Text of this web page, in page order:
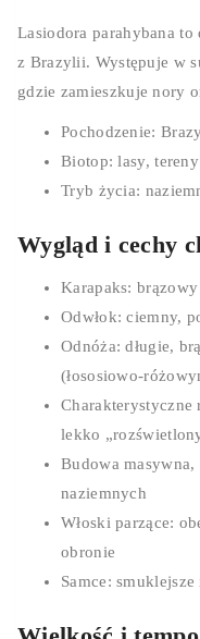
Lasiodora parahybana
z Brazylii. Występuje w
gdzie zamieszkuje nory
Pochodzenie:
Biotop: lasy,
Tryb życia:
Wygląd i cechy
Karapaks:
Odwłok: ciemny,
Odnóża: długie,
(łososiowo-
Charakterystyczne
lekko
Budowa
naziemnych
Włoski parzące:
obronie
Samce: